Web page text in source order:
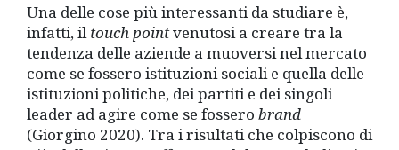
Una delle cose più interessanti da studiare è,
infatti, il touch pointvenutosi a creare tra la
tendenza delle aziende a muoversi nel mercato
come se fossero istituzioni sociali e quella delle
istituzioni politiche, dei partiti e dei singoli
leader ad agire come se fossero brand
(Giorgino 2020). Tra i risultati che colpiscono di